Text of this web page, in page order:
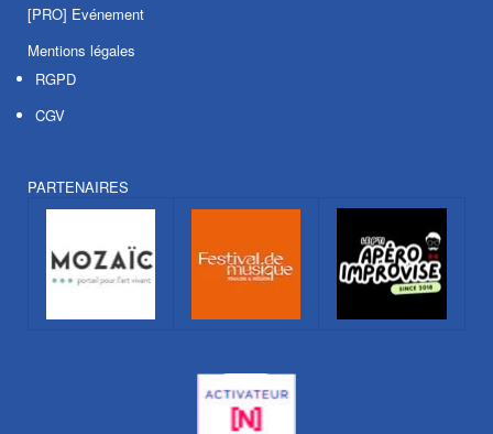
[PRO] Evénement
Mentions légales
RGPD
CGV
PARTENAIRES